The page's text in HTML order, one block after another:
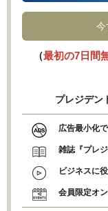
今
（最初の7日間
プレジデン
広告最小化
雑誌『プレ
ビジネスに
会員限定オ